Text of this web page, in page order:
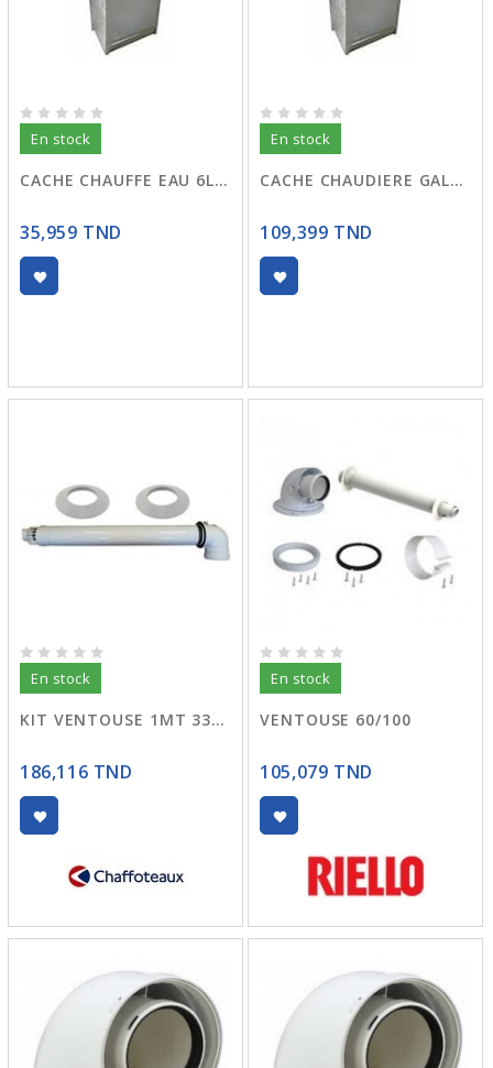
En stock
CACHE CHAUFFE EAU 6L. GALVANISE
35,959 TND
En stock
CACHE CHAUDIERE GALVANISE
109,399 TND
En stock
KIT VENTOUSE 1MT 3318000
186,116 TND
En stock
VENTOUSE 60/100
105,079 TND